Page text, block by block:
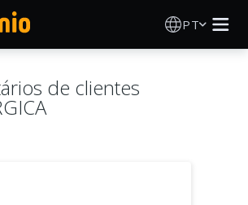
PT
IA
de clientes